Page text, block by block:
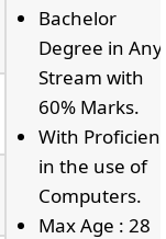
Bachelor
Degree in Any
Stream with
60% Marks.
With
in the use of
Computers.
Max Age : 28